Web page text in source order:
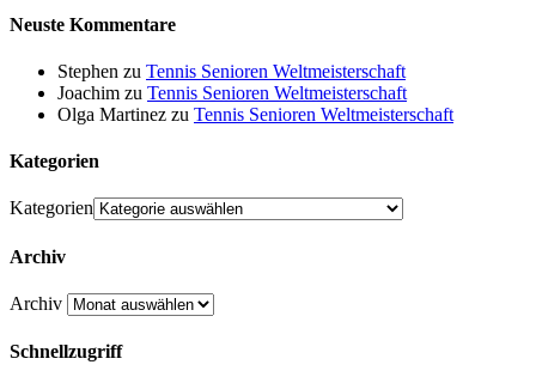
Neuste Kommentare
Stephen zu Tennis Senioren Weltmeisterschaft
Joachim zu Tennis Senioren Weltmeisterschaft
Olga Martinez zu Tennis Senioren Weltmeisterschaft
Kategorien
Kategorien
Archiv
Archiv
Schnellzugriff